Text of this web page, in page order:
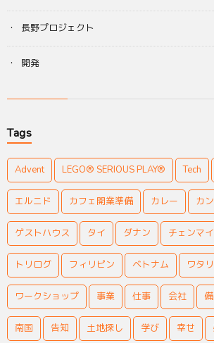
長野プロジェクト
開発
Tags
Advent LEGO® SERIOUS PLAY® Tech
エルニド カフェ開業準備 カレー カ
ゲストハウス タイ ダナン チェンマイ
トリログ フィリピン ベトナム ワタ
ワークショップ 事業 仕事 会社
南国 告知 土地探し 学び 幸せ